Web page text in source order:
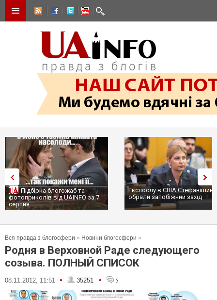
Експослу в США Стефанішиній
обрали запобіжний захід
Трамп не передасть Україні
сотні ракет до Patriot, бо у
Вся правда з блогосфери » Новини блогосфери »
Родня в Верховной Раде следующего
созыва. ПОЛНЫЙ СПИСОК
08.11.2012, 11:51 • 35251 • 5